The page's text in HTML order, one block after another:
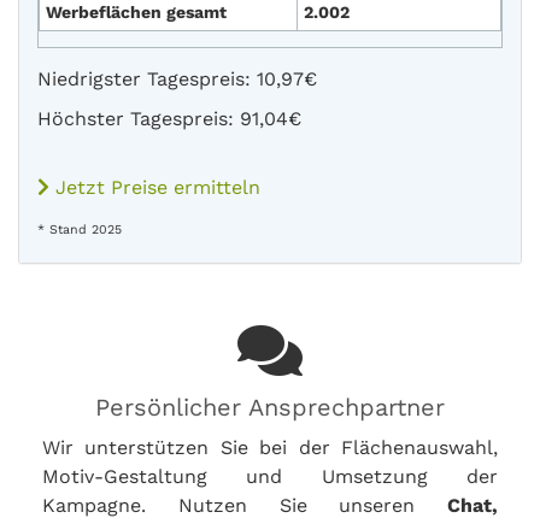
Werbeflächen gesamt
2.002
Niedrigster Tagespreis: 10,97€
Höchster Tagespreis: 91,04€
Jetzt Preise ermitteln
* Stand 2025
Persönlicher Ansprechpartner
Wir unterstützen Sie bei der Flächenauswahl,
Motiv-Gestaltung und Umsetzung der
Kampagne. Nutzen Sie unseren Chat,